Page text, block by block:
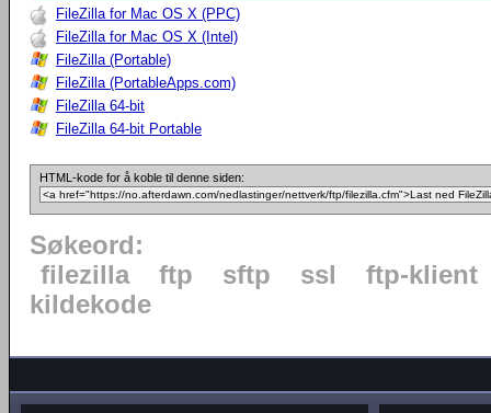
FileZilla for Mac OS X (PPC)
FileZilla for Mac OS X (Intel)
FileZilla (Portable)
FileZilla (PortableApps.com)
FileZilla 64-bit
FileZilla 64-bit Portable
HTML-kode for å koble til denne siden:
Søkeord:
filezilla
ftp sftp ssl
ftp-klient
kildekode